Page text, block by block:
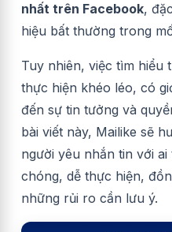
nhất trên Facebook,
hiệu bất thường trong
Tuy nhiên, việc tìm hiểu
thực hiện khéo léo, có
đến sự tin tưởng và
bài viết này, Mailike sẽ
người yêu nhắn tin với
chóng, dễ thực hiện,
những rủi ro cần lưu ý.